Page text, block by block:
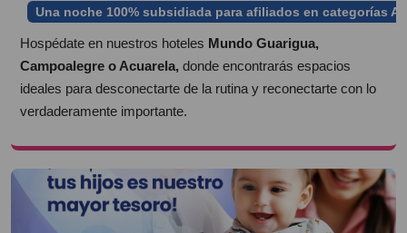
Una noche 100% subsidiada para afiliados en categorías A
Hospédate en nuestros hoteles Mundo Guarigua,
Campoalegre o Acuarela, donde encontrarás espacios
ideales para desconectarte de la rutina y reconectarte con lo
verdaderamente importante.